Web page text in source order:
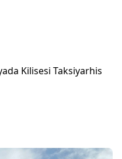
Kilisesi Taksiyarhis